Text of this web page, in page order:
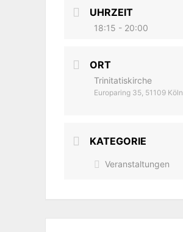
UHRZEIT
18:15 - 20:00
ORT
Trinitatiskirche
Europaring 35, 51109 Köln
KATEGORIE
Veranstaltungen